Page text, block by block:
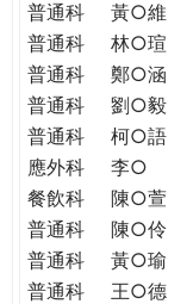
普通科 黃○維
普通科
林○瑄
普通科
鄭○涵
普通科
劉○毅
普通科
柯○語
應外科
李○
餐飲科
陳○萱
普通科
陳○伶
普通科
黃○瑜
普通科
王○德